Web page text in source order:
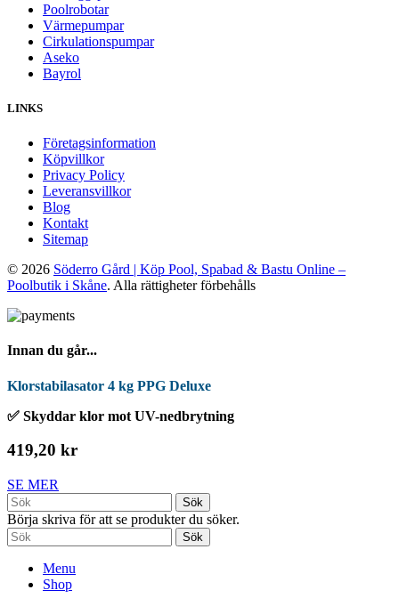
Poolrobotar
Värmepumpar
Cirkulationspumpar
Aseko
Bayrol
LINKS
Företagsinformation
Köpvillkor
Privacy Policy
Leveransvillkor
Blog
Kontakt
Sitemap
© 2026 Söderro Gård | Köp Pool, Spabad & Bastu Online –
Poolbutik i Skåne. Alla rättigheter förbehålls
Innan du går...
Klorstabilasator 4 kg PPG Deluxe
✅ Skyddar klor mot UV-nedbrytning
419,20 kr
SE MER
Sök
Börja skriva för att se produkter du söker.
Sök
Menu
Shop